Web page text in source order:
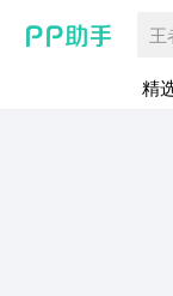
王
精